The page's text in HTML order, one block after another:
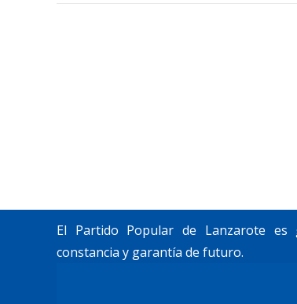
El Partido Popular de Lanzarote es
constancia y garantía de futuro.